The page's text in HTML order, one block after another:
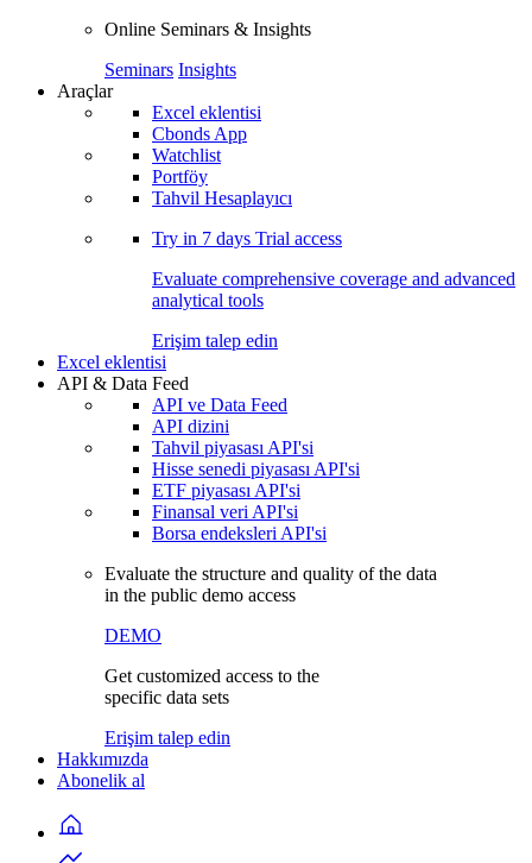
Online Seminars & Insights
Seminars Insights
Araçlar
Excel eklentisi
Cbonds App
Watchlist
Portföy
Tahvil Hesaplayıcı
Try in 7 days Trial access
Evaluate comprehensive coverage and advanced
analytical tools
Erişim talep edin
Excel eklentisi
API & Data Feed
API ve Data Feed
API dizini
Tahvil piyasası API'si
Hisse senedi piyasası API'si
ETF piyasası API'si
Finansal veri API'si
Borsa endeksleri API'si
Evaluate the structure and quality of the data
in the public demo access
DEMO
Get customized access to the
specific data sets
Erişim talep edin
Hakkımızda
Abonelik al